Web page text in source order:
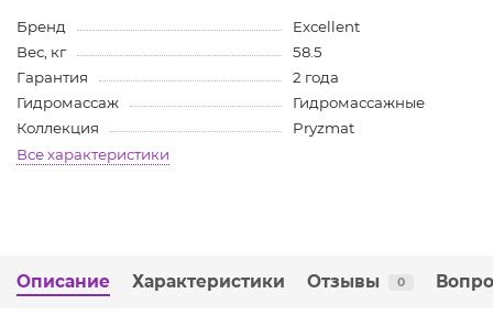
Бренд
Excellent
Вес, кг
58.5
Гарантия
2 года
Гидромассаж
Гидромассажные
Коллекция
Pryzmat
Все характеристики
Описание Характеристики Отзывы 0